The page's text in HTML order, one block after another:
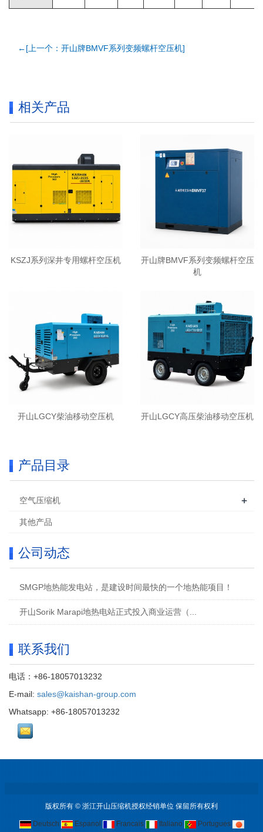
←[上一个：开山牌BMVF系列变频螺杆空压机]
相关产品
KSZJ系列深井专用螺杆空压机
开山牌BMVF系列变频螺杆空压
机
开山LGCY柴油移动空压机 开山LGCY高压柴油移动空压机
产品目录
空气压缩机 +
其他产品
公司动态
SMGP地热能发电站，是建设时间最快的一个地热能项目！
开山Sorik Marapi地热电站正式投入商业运营（...
联系我们
电话：+86-18057013232
E-mail: sales@kaishan-group.com
Whatsapp: +86-18057013232
版权所有 © 浙江开山压缩机授权经销单位 保留所有权利
Deutsch Espanol Francais Italiano
Portugues